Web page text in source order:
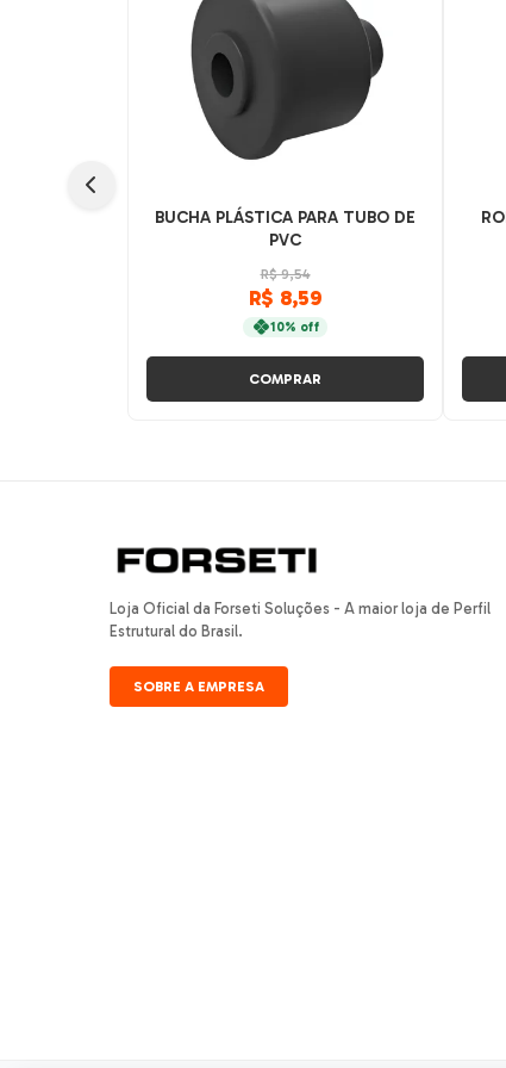
BUCHA PLÁSTICA PARA TUBO DE
PVC
R$ 9,54
R$ 8,59
10% off
COMPRAR
Loja Oficial da Forseti Soluções - A maior loja de Perfil
Estrutural do Brasil.
SOBRE A EMPRESA